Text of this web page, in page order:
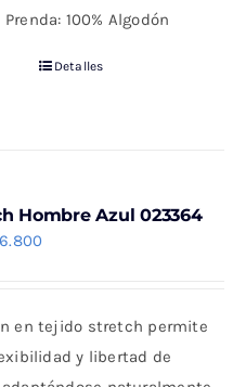
100% Algodón
Este
Las
opciones
Detalles
Hombre Azul 023364
es:
$ 86.800.
en tejido stretch permite
y libertad de